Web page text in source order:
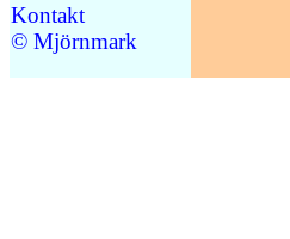
Kontakt
© Mjörnmark